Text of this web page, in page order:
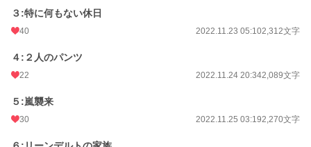
年間ポイント 3,186 pt (56,160 位)
累計ポイント
３:特に何もない休日
40 2022.11.23 05:102,312文字
４:２人のパンツ
22 2022.11.24 20:342,089文字
５:嵐襲来
30 2022.11.25 03:192,270文字